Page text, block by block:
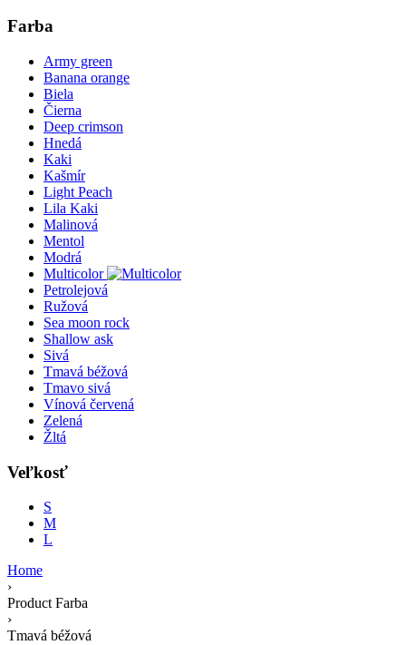
Farba
Army green
Banana orange
Biela
Čierna
Deep crimson
Hnedá
Kaki
Kašmír
Light Peach
Lila Kaki
Malinová
Mentol
Modrá
Multicolor
Petrolejová
Ružová
Sea moon rock
Shallow ask
Sivá
Tmavá béžová
Tmavo sivá
Vínová červená
Zelená
Žltá
Veľkosť
S
M
L
Home
›
Product Farba
›
Tmavá béžová